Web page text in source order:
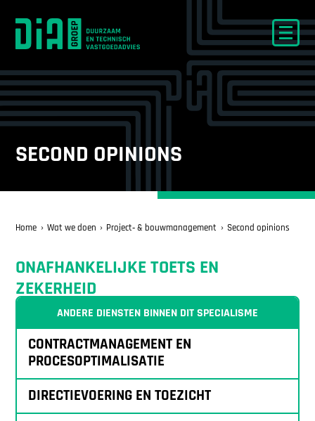
SECOND OPINIONS
Home Wat we doen Project‑ & bouwmanagement Second opinions
ONAFHANKELIJKE TOETS EN
ZEKERHEID
ANDERE DIENSTEN BINNEN DIT SPECIALISME
CONTRACTMANAGEMENT EN
PROCESOPTIMALISATIE
DIRECTIEVOERING EN TOEZICHT